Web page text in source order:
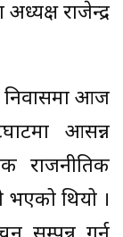
अध्यक्ष राजेन्द्र
निवासमा आज
आसन्न
राजनीतिक
थियो ।